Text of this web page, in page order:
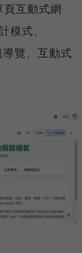
互動式網
模式、
覽、互動式